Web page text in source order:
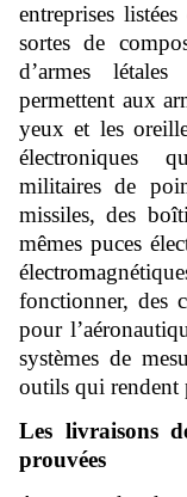
entreprises
sortes de
d’armes
permettent aux
yeux et les
électroniques
militaires de
missiles, des
mêmes puces
fonctionner, des
pour
systèmes de
outils qui rendent
Les livraisons
prouvées